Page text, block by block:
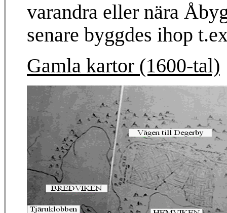
varandra eller nära
senare byggdes ihop
Gamla kartor (1600-tal)